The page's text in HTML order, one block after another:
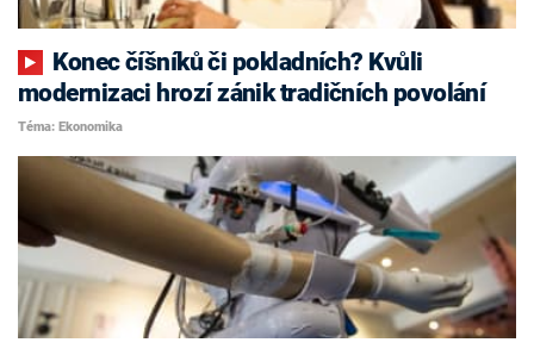
modernizaci hrozí zánik tradičních povolání
Téma: Ekonomika